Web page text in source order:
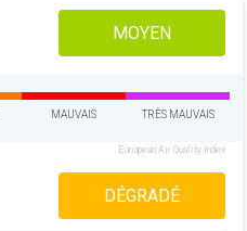
MOYEN
MAUVAIS TRÈS MAUVAIS
European Air Quality Index
DÉGRADÉ